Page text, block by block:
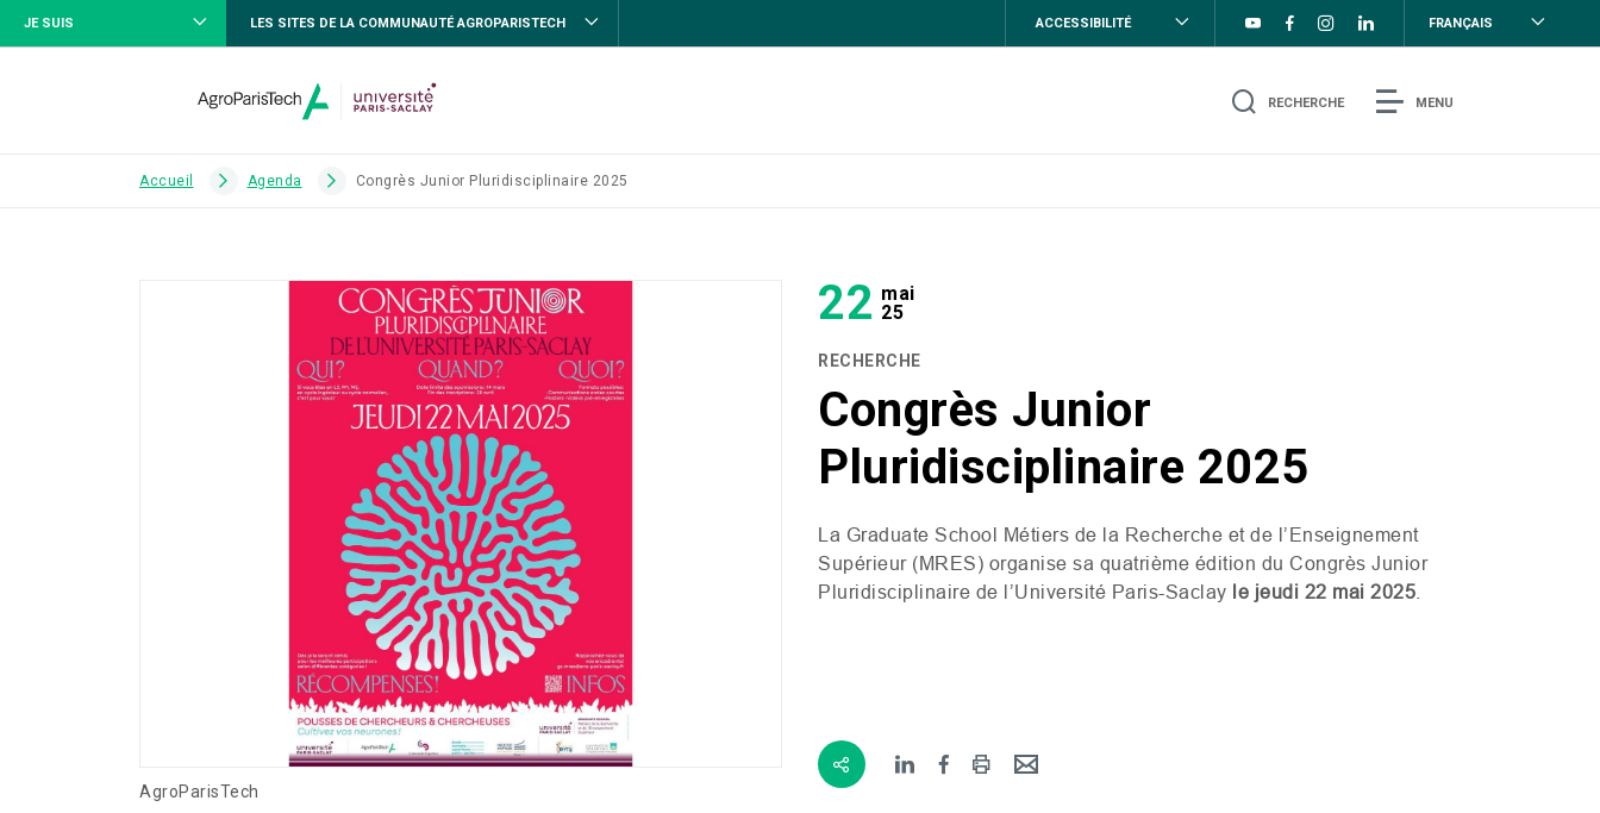
JE SUIS LES SITES DE LA COMMUNAUTÉ AGROPARISTECH ACCESSIBILITÉ FRANÇAIS
RECHERCHE MENU
Accueil Agenda Congrès Junior Pluridisciplinaire 2025
AgroParisTech
22 mai
25
RECHERCHE
Congrès Junior
Pluridisciplinaire 2025
La Graduate School Métiers de la Recherche et de l’Enseignement
Supérieur (MRES) organise sa quatrième édition du Congrès Junior
Pluridisciplinaire de l’Université Paris-Saclay le jeudi 22 mai 2025